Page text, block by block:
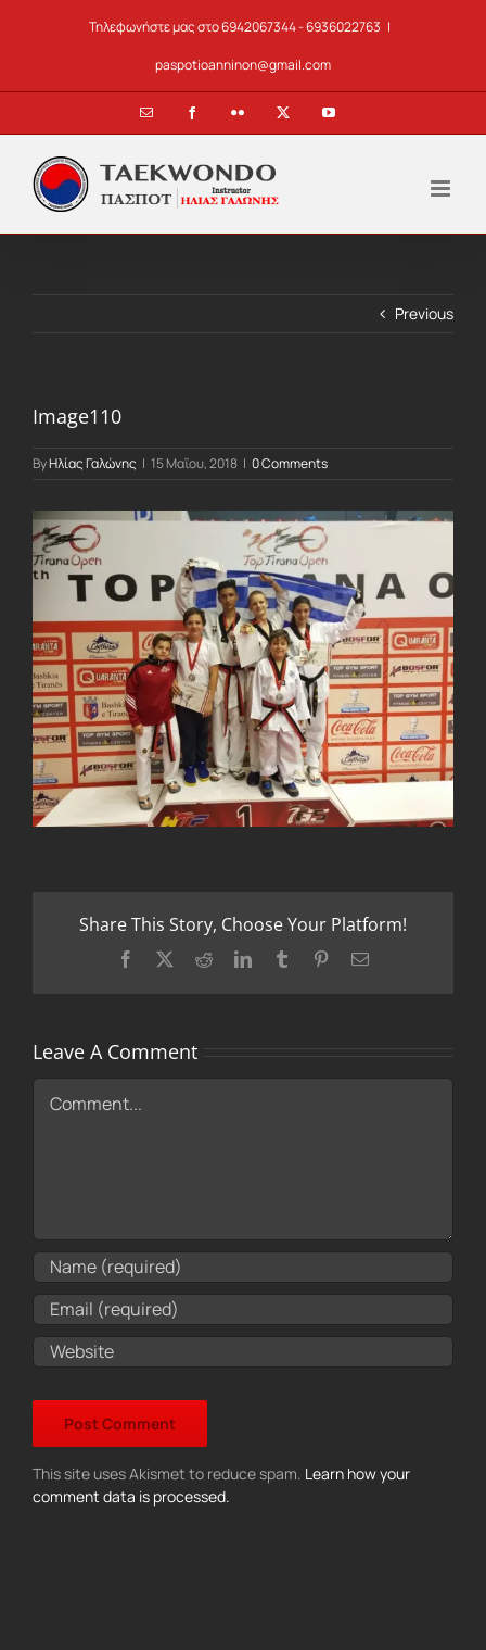
Τηλεφωνήστε μας στο 6942067344 - 6936022763 |
paspotioanninon@gmail.com
Email FacebookFlickr YouTube
Previous
Image110
ByΗλίας Γαλώνης | 15 Μαΐου, 2018 | 0 Comments
Share This Story, Choose Your Platform!
Facebook RedditLinkedInTumblr PinterestEmail
Leave A Comment
Comment
This site uses Akismet to reduce spam. Learn how your
comment data is processed.